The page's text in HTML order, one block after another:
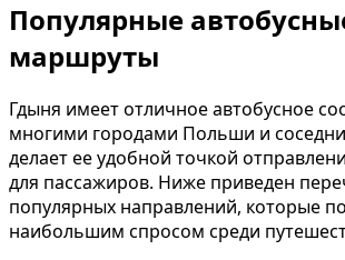
Популярные
маршруты
Гдыня имеет отличное автобусное
многими городами Польши и
делает ее удобной точкой
для пассажиров. Ниже приведен
популярных направлений, которые
наибольшим спросом среди